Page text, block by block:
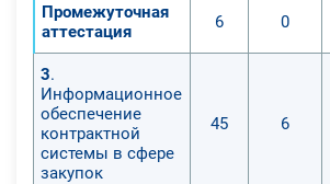
Промежуточная
аттестация
6 0
3.
Информационное
обеспечение
контрактной
системы в сфере
закупок
45 6